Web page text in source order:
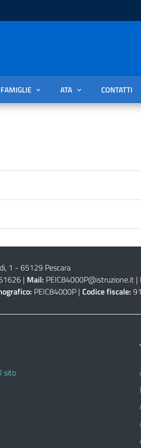
FAMIGLIE ATA CONTATTI
1 - 65129 Pescara
| Mail: PEIC84000P@istruzione.it|
PEIC84000P | Codice fiscale:
sito